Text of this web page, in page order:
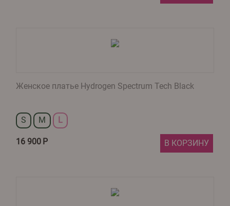
Женское платье Hydrogen Spectrum Tech Black
S M L
16 900 Р В КОРЗИНУ